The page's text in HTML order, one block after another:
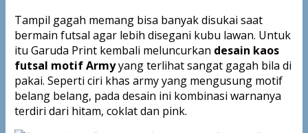
Tampil gagah memang bisa banyak disukai saat
bermain futsal agar lebih disegani kubu lawan. Untuk
itu Garuda Print kembali meluncurkan desain kaos
futsal motif Armyyang terlihat sangat gagah bila di
pakai. Seperti ciri khas army yang mengusung motif
belang belang, pada desain ini kombinasi warnanya
terdiri dari hitam, coklat dan pink.